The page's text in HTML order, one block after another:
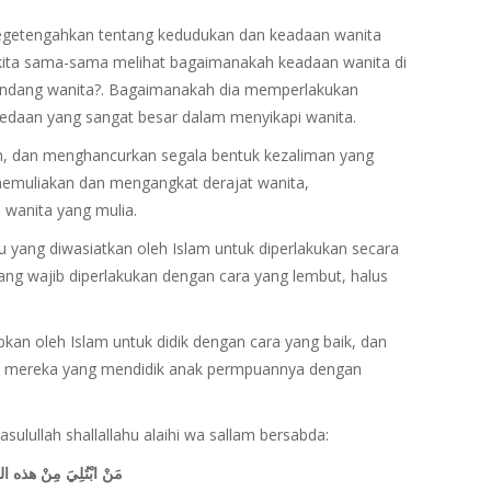
tentang kedudukan dan keadaan wanita
sama-sama melihat bagaimanakah keadaan wanita di
wanita?. Bagaimanakah dia memperlakukan
yang sangat besar dalam menyikapi wanita.
dan menghancurkan segala bentuk kezaliman yang
dan mengangkat derajat wanita,
yang mulia.
diwasiatkan oleh Islam untuk diperlakukan secara
wajib diperlakukan dengan cara yang lembut, halus
oleh Islam untuk didik dengan cara yang baik, dan
yang mendidik anak permpuannya dengan
shallallahu alaihi wa sallam bersabda:
مَنْ ابْتُلِيَ مِنْ هذه